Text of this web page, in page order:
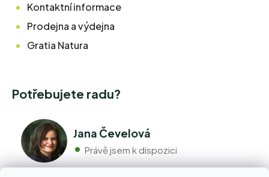
Kontaktní informace
Prodejna a výdejna
Gratia Natura
Potřebujete radu?
Jana Čevelová
Právě jsem k dispozici